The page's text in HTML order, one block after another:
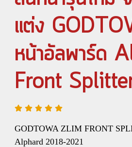
แต่ง
หน้าอัลพาร์ด
Front
GODTOWA ZLIM FRONT
Alphard 2018-2021